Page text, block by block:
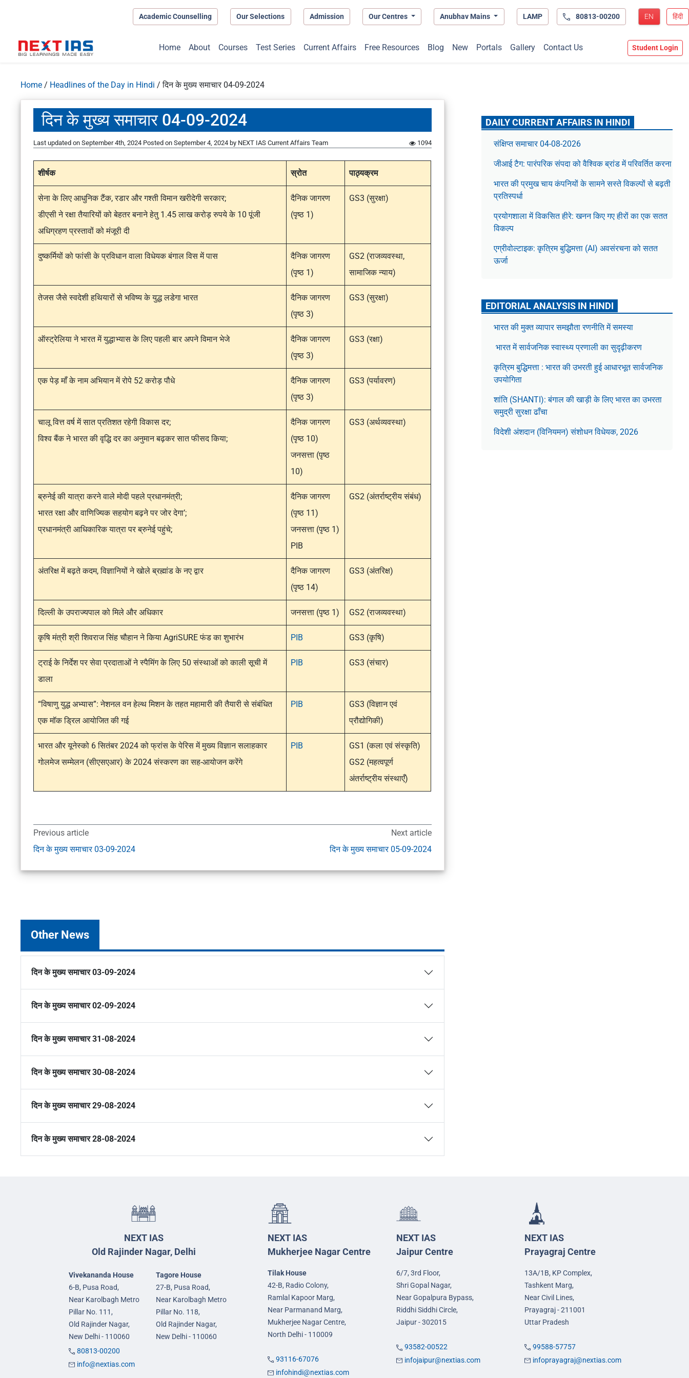
Academic Counselling Our Selections Admission Our Centres Anubhav Mains LAMP 80813-00200 EN हिंदी
Home About Courses Test Series Current Affairs Free Resources Blog New Portals Gallery Contact Us Student Login
Home / Headlines of the Day in Hindi /दिन के मुख्य समाचार 04-09-2024
दिन के मुख्य समाचार 04-09-2024
Last updated on September 4th, 2024 Posted on September 4, 2024 by NEXT IAS Current Affairs Team 1094
शीर्षक स्रोत पाठ्यक्रम
सेना के लिए आधुनिक टैंक, रडार और गश्ती विमान खरीदेगी सरकार;
डीएसी ने रक्षा तैयारियों को बेहतर बनाने हेतु 1.45 लाख करोड़ रुपये के 10 पूंजी
अधिग्रहण प्रस्तावों को मंजूरी दी
दैनिक जागरण
(पृष्ठ 1)
GS3 (सुरक्षा)
दुष्कर्मियों को फांसी के प्रविधान वाला विधेयक बंगाल विस में पास
दैनिक जागरण
(पृष्ठ 1)
GS2 (राजव्यवस्था,
सामाजिक न्याय)
तेजस जैसे स्वदेशी हथियारों से भविष्य के युद्ध लडेगा भारत
दैनिक जागरण
(पृष्ठ 3)
GS3 (सुरक्षा)
ऑस्ट्रेलिया ने भारत में युद्धाभ्यास के लिए पहली बार अपने विमान भेजे
दैनिक जागरण
(पृष्ठ 3)
GS3 (रक्षा)
एक पेड़ माँ के नाम अभियान में रोपे 52 करोड़ पौधे
दैनिक जागरण
(पृष्ठ 3)
GS3 (पर्यावरण)
चालू वित्त वर्ष में सात प्रतिशत रहेगी विकास दर;
विश्व बैंक ने भारत की वृद्धि दर का अनुमान बढ़कर सात फीसद किया;
दैनिक जागरण
(पृष्ठ 10)
जनसत्ता (पृष्ठ
10)
GS3 (अर्थव्यवस्था)
ब्रुनेई की यात्रा करने वाले मोदी पहले प्रधानमंत्री;
भारत रक्षा और वाणिज्यिक सहयोग बढ़ने पर जोर देगा’;
प्रधानमंत्री आधिकारिक यात्रा पर ब्रुनेई पहुंचे;
दैनिक जागरण
(पृष्ठ 11)
जनसत्ता (पृष्ठ 1)
PIB
GS2 (अंतर्राष्ट्रीय संबंध)
अंतरिक्ष में बढ़ते कदम, विज्ञानियों ने खोले ब्रह्मांड के नए द्वार
दैनिक जागरण
(पृष्ठ 14)
GS3 (अंतरिक्ष)
दिल्ली के उपराज्यपाल को मिले और अधिकार जनसत्ता (पृष्ठ 1) GS2 (राजव्यवस्था)
कृषि मंत्री श्री शिवराज सिंह चौहान ने किया AgriSURE फंड का शुभारंभ PIB GS3 (कृषि)
ट्राई के निर्देश पर सेवा प्रदाताओं ने स्पैमिंग के लिए 50 संस्थाओं को काली सूची में
डाला
PIB GS3 (संचार)
“विषाणु युद्ध अभ्यास”: नेशनल वन हेल्थ मिशन के तहत महामारी की तैयारी से संबंधित
एक मॉक ड्रिल आयोजित की गई
PIB
GS3 (विज्ञान एवं
प्रौद्योगिकी)
भारत और यूनेस्को 6 सितंबर 2024 को फ्रांस के पेरिस में मुख्य विज्ञान सलाहकार
गोलमेज सम्मेलन (सीएसएआर) के 2024 संस्करण का सह-आयोजन करेंगे
PIB
GS1 (कला एवं संस्कृति)
GS2 (महत्वपूर्ण
अंतर्राष्ट्रीय संस्थाएँ)
Previous article
दिन के मुख्य समाचार 03-09-2024
Next article
दिन के मुख्य समाचार 05-09-2024
Other News
दिन के मुख्य समाचार 03-09-2024
दिन के मुख्य समाचार 02-09-2024
दिन के मुख्य समाचार 31-08-2024
दिन के मुख्य समाचार 30-08-2024
दिन के मुख्य समाचार 29-08-2024
दिन के मुख्य समाचार 28-08-2024
DAILY CURRENT AFFAIRS IN HINDI
संक्षिप्त समाचार 04-08-2026
जीआई टैग: पारंपरिक संपदा को वैश्विक ब्रांड में परिवर्तित करना
भारत की प्रमुख चाय कंपनियों के सामने सस्ते विकल्पों से बढ़ती
प्रतिस्पर्धा
प्रयोगशाला में विकसित हीरे: खनन किए गए हीरों का एक सतत
विकल्प
एग्रीवोल्टाइक: कृत्रिम बुद्धिमत्ता (AI) अवसंरचना को सतत
ऊर्जा
EDITORIAL ANALYSIS IN HINDI
भारत की मुक्त व्यापार समझौता रणनीति में समस्या
भारत में सार्वजनिक स्वास्थ्य प्रणाली का सुदृढ़ीकरण
कृत्रिम बुद्धिमत्ता : भारत की उभरती हुई आधारभूत सार्वजनिक
उपयोगिता
शांति (SHANTI): बंगाल की खाड़ी के लिए भारत का उभरता
समुद्री सुरक्षा ढाँचा
विदेशी अंशदान (विनियमन) संशोधन विधेयक, 2026
NEXT IAS
Old Rajinder Nagar, Delhi
Vivekananda House
6-B, Pusa Road,
Near Karolbagh Metro
Pillar No. 111,
Old Rajinder Nagar,
New Delhi - 110060
Tagore House
27-B, Pusa Road,
Near Karolbagh Metro
Pillar No. 118,
Old Rajinder Nagar,
New Delhi - 110060
80813-00200
info@nextias.com
NEXT IAS
Mukherjee Nagar Centre
Tilak House
42-B, Radio Colony,
Ramlal Kapoor Marg,
Near Parmanand Marg,
Mukherjee Nagar Centre,
North Delhi - 110009
93116-67076
infohindi@nextias.com
NEXT IAS
Jaipur Centre
6/7, 3rd Floor,
Shri Gopal Nagar,
Near Gopalpura Bypass,
Riddhi Siddhi Circle,
Jaipur - 302015
93582-00522
infojaipur@nextias.com
NEXT IAS
Prayagraj Centre
13A/1B, KP Complex,
Tashkent Marg,
Near Civil Lines,
Prayagraj - 211001
Uttar Pradesh
99588-57757
infoprayagraj@nextias.com